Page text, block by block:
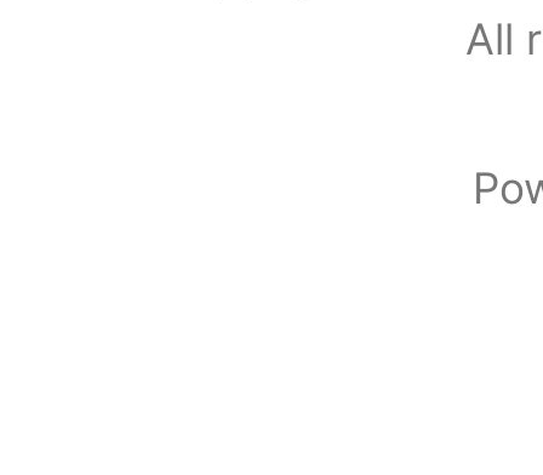
All